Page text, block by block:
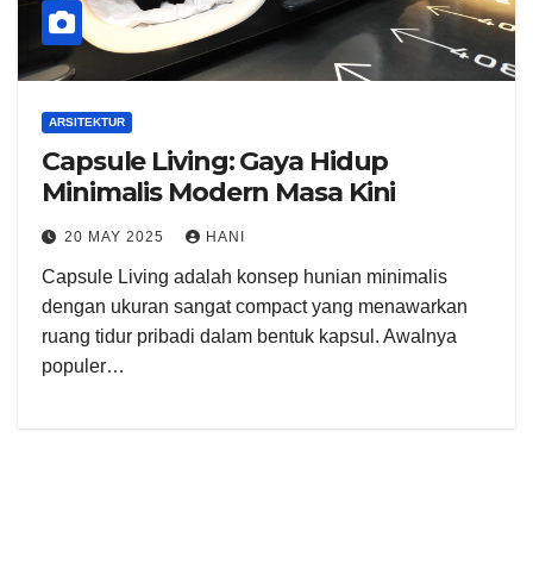
ARSITEKTUR
Capsule Living: Gaya Hidup
Minimalis Modern Masa Kini
20 MAY 2025 HANI
Capsule Living adalah konsep hunian minimalis
dengan ukuran sangat compact yang menawarkan
ruang tidur pribadi dalam bentuk kapsul. Awalnya
populer…